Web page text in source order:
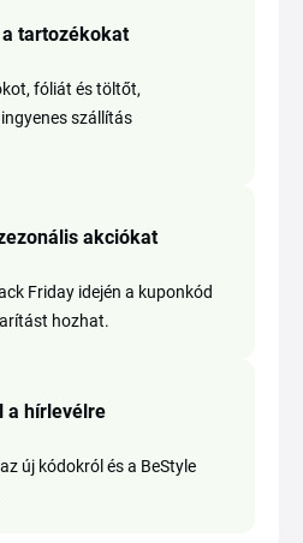
tartozékokat
fóliát és töltőt,
szállítás
akciókat
Friday idején a kuponkód
hozhat.
a hírlevélre
új kódokról és a BeStyle